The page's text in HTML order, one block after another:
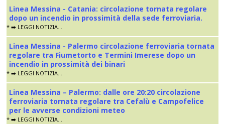
Linea Messina - Catania: circolazione tornata regolare
dopo un incendio in prossimità della sede ferroviaria.
* ➡️ LEGGI NOTIZIA...
Linea Messina - Palermo circolazione ferroviaria tornata
regolare tra Fiumetorto e Termini Imerese dopo un
incendio in prossimità dei binari
* ➡️ LEGGI NOTIZIA...
Linea Messina – Palermo: dalle ore 20:20 circolazione
ferroviaria tornata regolare tra Cefalù e Campofelice
per le avverse condizioni meteo
* ➡️ LEGGI NOTIZIA...